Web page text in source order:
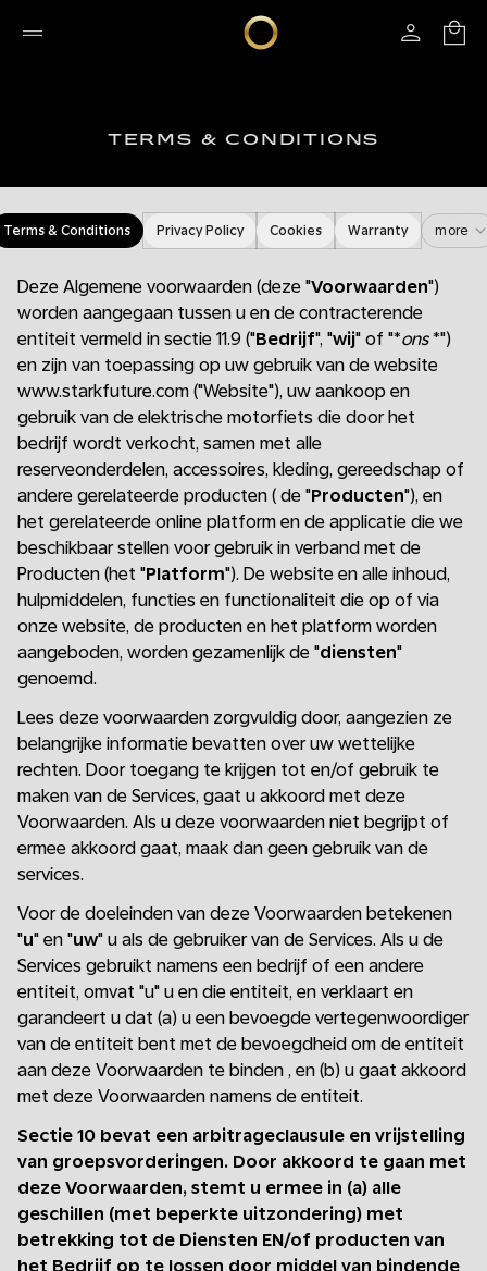
TERMS & CONDITIONS
Terms & Conditions Privacy Policy Cookies Warranty more
Deze Algemene voorwaarden (deze "Voorwaarden")
worden aangegaan tussen u en de contracterende
entiteit vermeld in sectie 11.9 ("Bedrijf", "wij" of "*ons*")
en zijn van toepassing op uw gebruik van de website
www.starkfuture.com ("Website"), uw aankoop en
gebruik van de elektrische motorfiets die door het
bedrijf wordt verkocht, samen met alle
reserveonderdelen, accessoires, kleding, gereedschap of
andere gerelateerde producten ( de "Producten"), en
het gerelateerde online platform en de applicatie die we
beschikbaar stellen voor gebruik in verband met de
Producten (het "Platform"). De website en alle inhoud,
hulpmiddelen, functies en functionaliteit die op of via
onze website, de producten en het platform worden
aangeboden, worden gezamenlijk de "diensten"
genoemd.
Lees deze voorwaarden zorgvuldig door, aangezien ze
belangrijke informatie bevatten over uw wettelijke
rechten. Door toegang te krijgen tot en/of gebruik te
maken van de Services, gaat u akkoord met deze
Voorwaarden. Als u deze voorwaarden niet begrijpt of
ermee akkoord gaat, maak dan geen gebruik van de
services.
Voor de doeleinden van deze Voorwaarden betekenen
"u" en "uw" u als de gebruiker van de Services. Als u de
Services gebruikt namens een bedrijf of een andere
entiteit, omvat "u" u en die entiteit, en verklaart en
garandeert u dat (a) u een bevoegde vertegenwoordiger
van de entiteit bent met de bevoegdheid om de entiteit
aan deze Voorwaarden te binden , en (b) u gaat akkoord
met deze Voorwaarden namens de entiteit.
Sectie 10 bevat een arbitrageclausule en vrijstelling
van groepsvorderingen. Door akkoord te gaan met
deze Voorwaarden, stemt u ermee in (a) alle
geschillen (met beperkte uitzondering) met
betrekking tot de Diensten EN/of producten van
het Bedrijf op te lossen door middel van bindende